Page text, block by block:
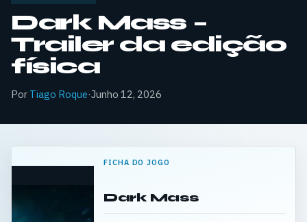
Dark Mass –
Trailer da edição
física
Por Tiago Roque·Junho 12, 2026
FICHA DO JOGO
Dark Mass